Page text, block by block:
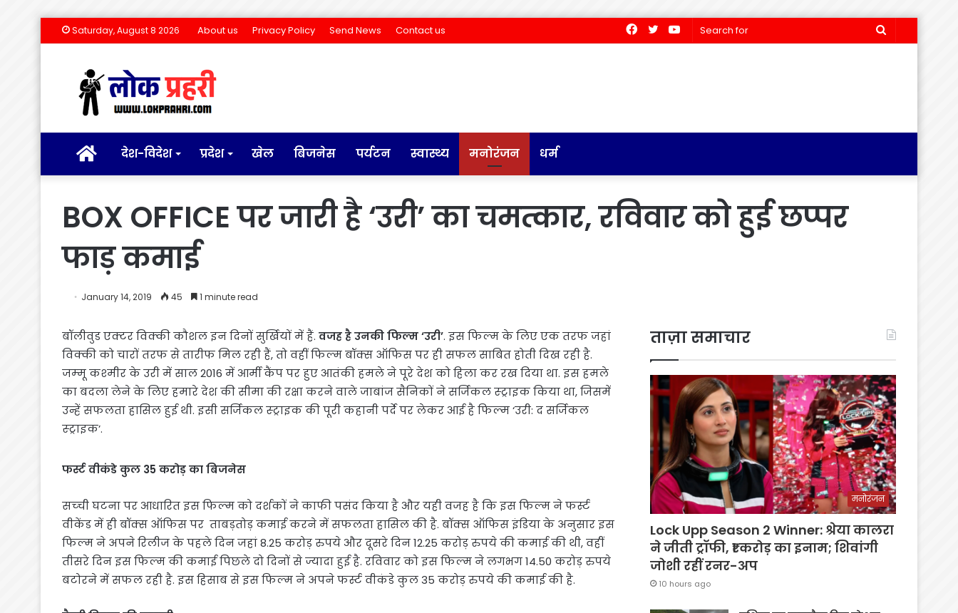
Saturday, August 8 2026 About us Privacy Policy Send News Contact us
Search
YouTube
Twitter
Facebook
होम देश-विदेश प्रदेश खेल बिजनेस पर्यटन स्वास्थ्य मनोरंजन धर्म
BOX OFFICE पर जारी है ‘उरी’ का चमत्कार, रविवार को हुई छप्पर
फाड़ कमाई
January 14, 2019 45 1 minute read
बॉलीवुड एक्‍टर विक्‍की कौशल इन दिनों सुर्खियों में हैं. वजह है उनकी फिल्म ‘उरी’. इस फिल्म के लिए एक तरफ जहां
विक्की को चारों तरफ से तारीफ मिल रही हैं, तो वहीं फिल्म बॉक्स ऑफिस पर ही सफल साबित होती दिख रही है.
जम्‍मू कश्‍मीर के उरी में साल 2016 में आर्मी कैंप पर हुए आतंकी हमले ने पूरे देश को हिला कर रख दिया था. इस हमले
का बदला लेने के लिए हमारे देश की सीमा की रक्षा करने वाले जाबांज सैनिकों ने सर्जिकल स्‍ट्राइक किया था, जिसमें
उन्हें सफलता हासिल हुई थी. इसी सर्जिकल स्‍ट्राइक की पूरी कहानी पर्दे पर लेकर आई है फिल्‍म ‘उरी: द सर्जिकल
स्‍ट्राइक’.
फर्स्ट वीकंडे कुल 35 करोड़ का बिजनेस
सच्‍ची घटना पर आधारित इस फिल्‍म को दर्शकों ने काफी पसंद किया है और यही वजह है कि इस फिल्म ने फर्स्ट
वीकेंड में ही बॉक्स ऑफिस पर ताबड़तोड़ कमाई करने में सफलता हासिल की है. बॉक्स ऑफिस इंडिया के अनुसार इस
फिल्म ने अपने रिलीज के पहले दिन जहां 8.25 करोड़ रुपये और दूसरे दिन 12.25 करोड़ रुपये की कमाई की थी, वहीं
तीसरे दिन इस फिल्म की कमाई पिछले दो दिनों से ज्यादा हुई है. रविवार को इस फिल्म ने लगभग 14.50 करोड़ रुपये
बटोरने में सफल रही है. इस हिसाब से इस फिल्म ने अपने फर्स्ट वीकंडे कुल 35 करोड़ रुपये की कमाई की है.
ताज़ा समाचार
मनोरंजन
Lock Upp Season 2 Winner: श्रेया कालरा
ने जीती ट्रॉफी, ₹1 करोड़ का इनाम; शिवांगी
जोशी रहीं रनर-अप
10 hours ago